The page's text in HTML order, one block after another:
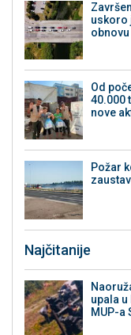
uskoro
Od
40.000
nove
Požar
Najčitanije
upala
MUP-a